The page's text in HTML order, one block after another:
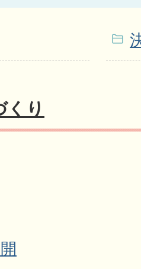
くり